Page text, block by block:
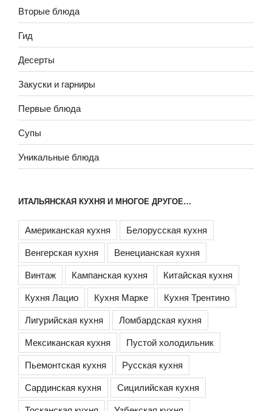
Вторые блюда
Гид
Десерты
Закуски и гарниры
Первые блюда
Супы
Уникальные блюда
ИТАЛЬЯНСКАЯ КУХНЯ И МНОГОЕ ДРУГОЕ…
Американская кухня
Белорусская кухня
Венгерская кухня
Венецианская кухня
Винтаж
Кампанская кухня
Китайская кухня
Кухня Лацио
Кухня Марке
Кухня Трентино
Лигурийская кухня
Ломбардская кухня
Мексиканская кухня
Пустой холодильник
Пьемонтская кухня
Русская кухня
Сардинская кухня
Сицилийская кухня